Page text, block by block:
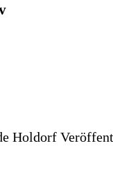
Holdorf